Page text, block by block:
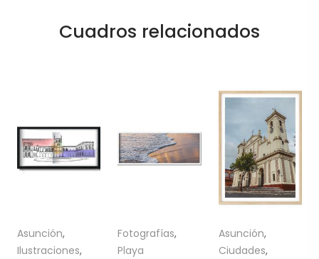
Cuadros relacionados
Asunción,
Ilustraciones,
Fotografías,
Playa
Asunción,
Ciudades,